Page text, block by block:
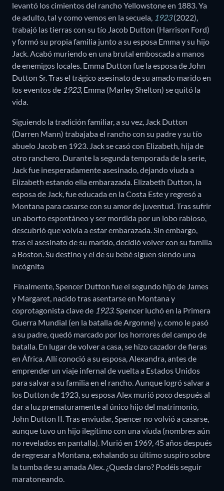
levantó los cimientos del rancho Yellowstone en 1883. Ya
de adulto, tal y como vemos en la secuela, 1923(2022),
trabajó las tierras con su tío Jacob Dutton (Harrison Ford)
y formó su propia familia junto a su esposa Emma y su hijo
Jack. Acabó muriendo en una brutal emboscada a manos
de enemigos locales. Emma Dutton fue la esposa de John
Dutton Sr. Tras el trágico asesinato de su amado marido en
los eventos de 1923, Emma (Marley Shelton) se quitó la
vida.
Siguiendo la tradición familiar, a su vez, Jack Dutton
(Darren Mann) trabajaba el rancho con su padre y su tío
abuelo Jacob en 1923. Jack se casó con Elizabeth, hija de
otro ranchero. Durante la segunda temporada de la serie,
Jack fue inesperadamente asesinado, dejando viuda a
Elizabeth estando ella embarazada. Elizabeth Dutton, la
esposa de Jack, fue educada en la Costa Este y regresó a
Montana para casarse con su amor de juventud. Tras sufrir
un aborto espontáneo y ser mordida por un lobo rabioso,
descubrió que volvía a estar embarazada. Sin embargo,
tras el asesinato de su marido, decidió volver con su familia
a Boston. Su destino y el de su bebé siguen siendo una
incógnita
Finalmente, Spencer Dutton fue el segundo hijo de James
y Margaret, nacido tras asentarse en Montana y
coprotagonista clave de 1923. Spencer luchó en la Primera
Guerra Mundial (en la batalla de Argonne) y, como le pasó
a su padre, quedó marcado por los horrores del campo de
batalla. En lugar de volver a casa, se hizo cazador de fieras
en África. Allí conoció a su esposa, Alexandra, antes de
emprender un viaje infernal de vuelta a Estados Unidos
para salvar a su familia en el rancho. Aunque logró salvar a
los Dutton de 1923, su esposa Alex murió poco después al
dar a luz prematuramente al único hijo del matrimonio,
John Dutton II. Tras enviudar, Spencer no volvió a casarse,
aunque tuvo un hijo ilegítimo con una viuda (nombres aún
no revelados en pantalla). Murió en 1969, 45 años después
de regresar a Montana, exhalando su último suspiro sobre
la tumba de su amada Alex. ¿Queda claro? Podéis seguir
maratoneando.